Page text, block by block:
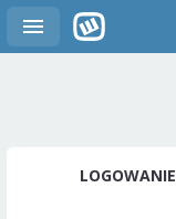
LOGOWANIE